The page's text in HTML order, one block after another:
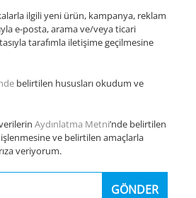
ilgili yeni ürün, kampanya, reklam
e-posta, arama ve/veya ticari
tarafımla iletişime geçilmesine
belirtilen hususları okudum ve
Aydınlatma Metni’nde belirtilen
ve belirtilen amaçlarla
veriyorum.
GÖNDER